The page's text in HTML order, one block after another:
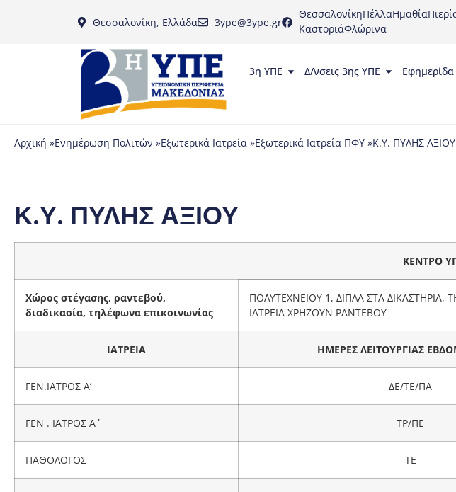
Θεσσαλονίκη, Ελλάδα 3ype@3ype.gr
ΘεσσαλονίκηΠέλλαΗμαθία
ΚαστοριάΦλώρινα
3η ΥΠΕ Δ/νσεις 3ης ΥΠΕ
Αρχική »Ενημέρωση Πολιτών »Εξωτερικά Ιατρεία »Εξωτερικά Ιατρεία ΠΦΥ »Κ.Υ. ΠΥΛΗΣ ΑΞΙΟΥ
Κ.Υ. ΠΥΛΗΣ ΑΞΙΟΥ
ΚΕΝΤΡΟ
Χώρος στέγασης, ραντεβού,
διαδικασία, τηλέφωνα επικοινωνίας
ΠΟΛΥΤΕΧΝΕΙΟΥ 1, ΔΙΠΛΑ ΣΤΑ ΔΙΚΑΣΤΗΡΙΑ,
ΙΑΤΡΕΙΑ ΧΡΗΖΟΥΝ ΡΑΝΤΕΒΟΥ
ΙΑΤΡΕΙΑ ΗΜΕΡΕΣ ΛΕΙΤΟΥΡΓΙΑΣ
ΓΕΝ.ΙΑΤΡΟΣ Α’ ΔΕ/ΤΕ/ΠΑ
ΓΕΝ . ΙΑΤΡΟΣ Α΄ ΤΡ/ΠΕ
ΠΑΘΟΛΟΓΟΣ ΤΕ